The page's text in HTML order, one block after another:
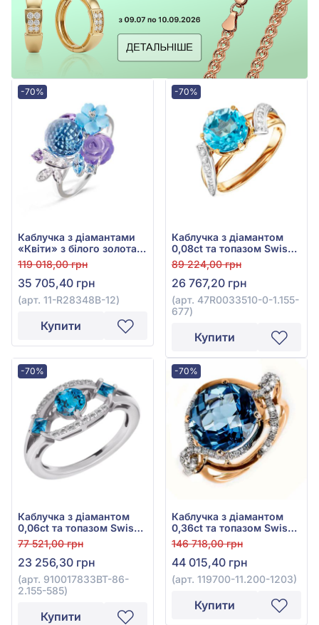
-70%
Каблучка з діамантами
«Квіти» з білого золота
585° з діамантом 0,04ct,
топазом блакитним
5,41ct, аметистом 1,52ct,
бірюзою 0,53ct, арт. 11-
R28348B-12
119 018,00 грн
35 705,40 грн
(арт. 11-R28348B-12)
Купити
-70%
Каблучка з діамантом
0,08ct та топазом Swiss
Blue 2,53ct із червоного
золота 585°, арт.
47R0033510-0-1.155-677
89 224,00 грн
26 767,20 грн
(арт. 47R0033510-0-1.155-
677)
Купити
-70%
Каблучка з діамантом
0,06ct та топазом Swiss
Blue 0,77ct із білого
золота 585°, арт.
910017833BT-86-2.155-
585
77 521,00 грн
23 256,30 грн
(арт. 910017833BT-86-
2.155-585)
Купити
-70%
Каблучка з діамантом
0,36ct та топазом Swiss
Blue 8,19ct із червоного
золота 585°, арт. 119700-
11.200-1203
146 718,00 грн
44 015,40 грн
(арт. 119700-11.200-1203)
Купити